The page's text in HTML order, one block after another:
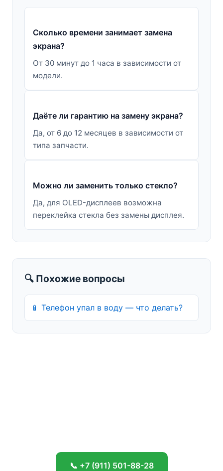
Сколько времени занимает замена
экрана?
От 30 минут до 1 часа в зависимости от
модели.
Даёте ли гарантию на замену экрана?
Да, от 6 до 12 месяцев в зависимости от
типа запчасти.
Можно ли заменить только стекло?
Да, для OLED-дисплеев возможна
переклейка стекла без замены дисплея.
🔍 Похожие вопросы
📱 Телефон упал в воду — что делать?
📞 +7 (911) 501-88-28